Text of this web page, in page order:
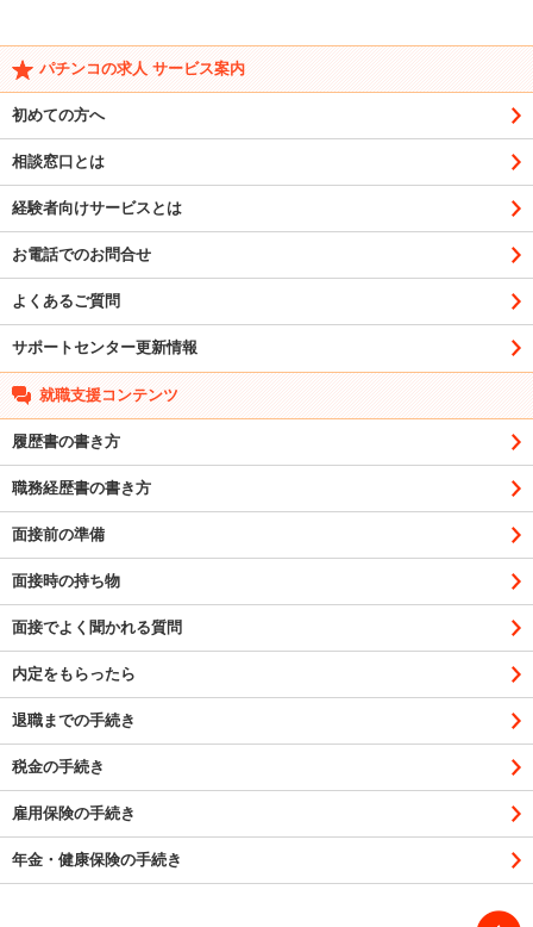
パチンコの求人 サービス案内
初めての方へ
相談窓口とは
経験者向けサービスとは
お電話でのお問合せ
よくあるご質問
サポートセンター更新情報
就職支援コンテンツ
履歴書の書き方
職務経歴書の書き方
面接前の準備
面接時の持ち物
面接でよく聞かれる質問
内定をもらったら
退職までの手続き
税金の手続き
雇用保険の手続き
年金・健康保険の手続き